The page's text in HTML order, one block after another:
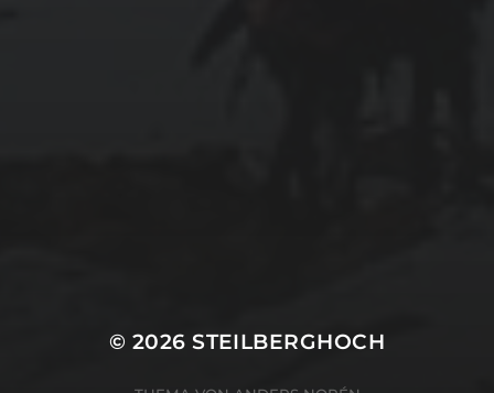
© 2026STEILBERGHOCH